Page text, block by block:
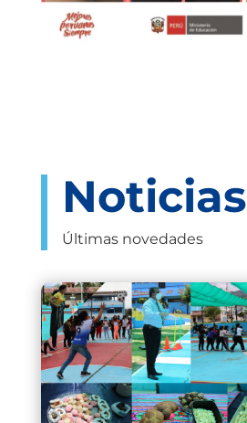
Noticias
Últimas novedades